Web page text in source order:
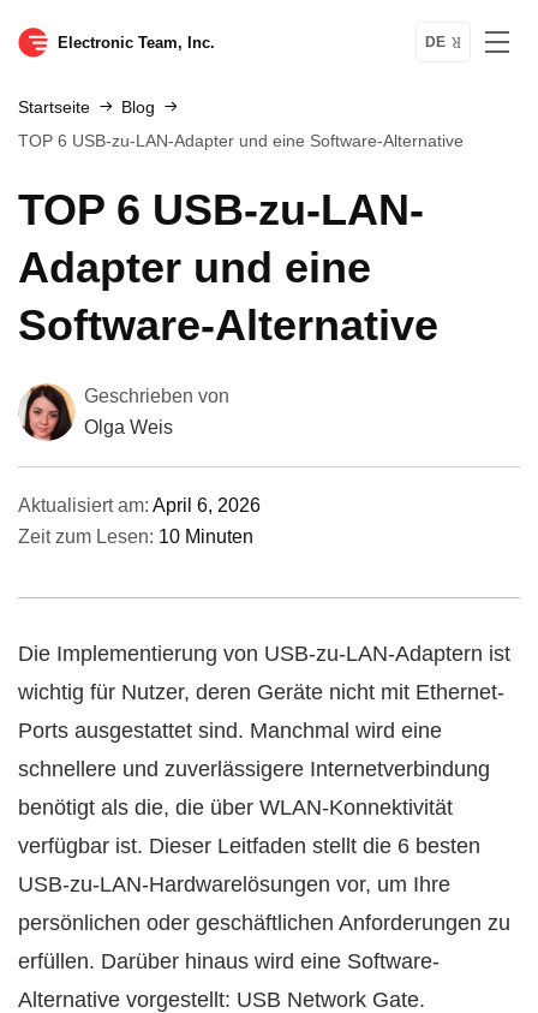
Electronic Team, Inc. DE
Startseite
Blog
TOP 6 USB-zu-LAN-Adapter und eine Software-Alternative
TOP 6 USB-zu-LAN-
Adapter und eine
Software-Alternative
Geschrieben von
Olga Weis
Aktualisiert am: April 6, 2026
Zeit zum Lesen: 10 Minuten
Die Implementierung von USB-zu-LAN-Adaptern ist
wichtig für Nutzer, deren Geräte nicht mit Ethernet-
Ports ausgestattet sind. Manchmal wird eine
schnellere und zuverlässigere Internetverbindung
benötigt als die, die über WLAN-Konnektivität
verfügbar ist. Dieser Leitfaden stellt die 6 besten
USB-zu-LAN-Hardwarelösungen vor, um Ihre
persönlichen oder geschäftlichen Anforderungen zu
erfüllen. Darüber hinaus wird eine Software-
Alternative vorgestellt: USB Network Gate.